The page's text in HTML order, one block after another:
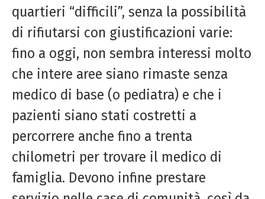
quartieri “difficili”, senza la possibilità
di rifiutarsi con giustificazioni varie:
fino a oggi, non sembra interessi molto
che intere aree siano rimaste senza
medico di base (o pediatra) e che i
pazienti siano stati costretti a
percorrere anche fino a trenta
chilometri per trovare il medico di
famiglia. Devono infine prestare